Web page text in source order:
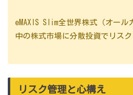
eMAXIS Slim全世界株式（オール
中の株式市場に分散投資でリスク
リスク管理と心構え